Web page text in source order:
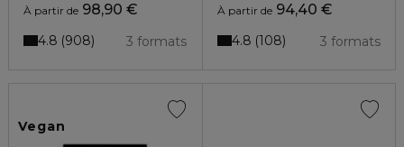
À partir de 98,90 €
3 formats
4.8 908
À partir de94,40 €
3 formats
4.8 108
Vegan